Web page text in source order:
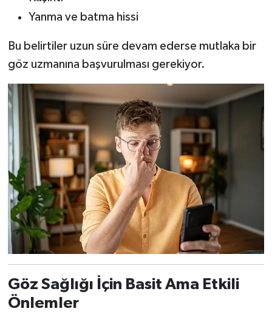
Yanma ve batma hissi
Bu belirtiler uzun süre devam ederse mutlaka bir
göz uzmanına başvurulması gerekiyor.
Göz Sağlığı İçin Basit Ama Etkili
Önlemler